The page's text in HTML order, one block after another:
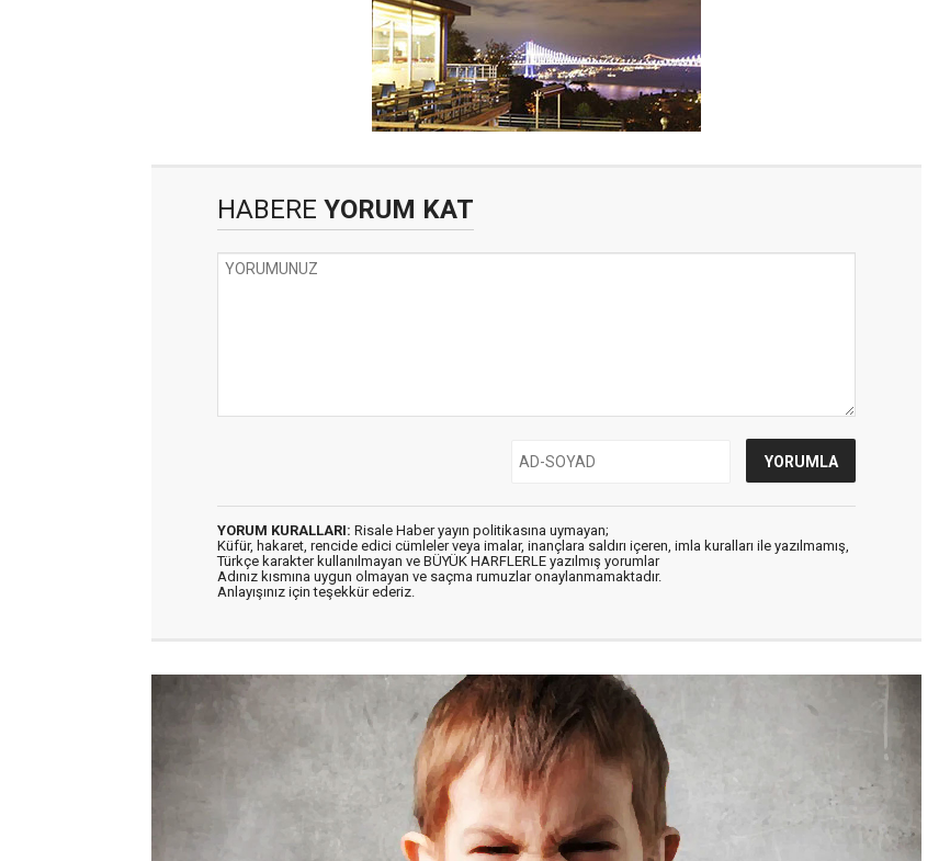
HABERE YORUM KAT
YORUM KURALLARI: Risale Haber yayın politikasına uymayan;
Küfür, hakaret, rencide edici cümleler veya imalar, inançlara saldırı içeren, imla kuralları ile yazılmamış,
Türkçe karakter kullanılmayan ve BÜYÜK HARFLERLE yazılmış yorumlar
Adınız kısmına uygun olmayan ve saçma rumuzlar onaylanmamaktadır.
Anlayışınız için teşekkür ederiz.